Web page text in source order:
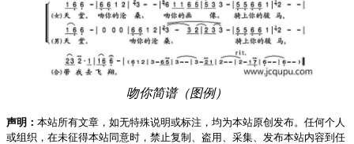
吻你简谱（图例）
声明： 本站所有文章，如无特殊说明或标注，均为本站原创发布。任何个人
或组织，在未征得本站同意时，禁止复制、盗用、采集、发布本站内容到任